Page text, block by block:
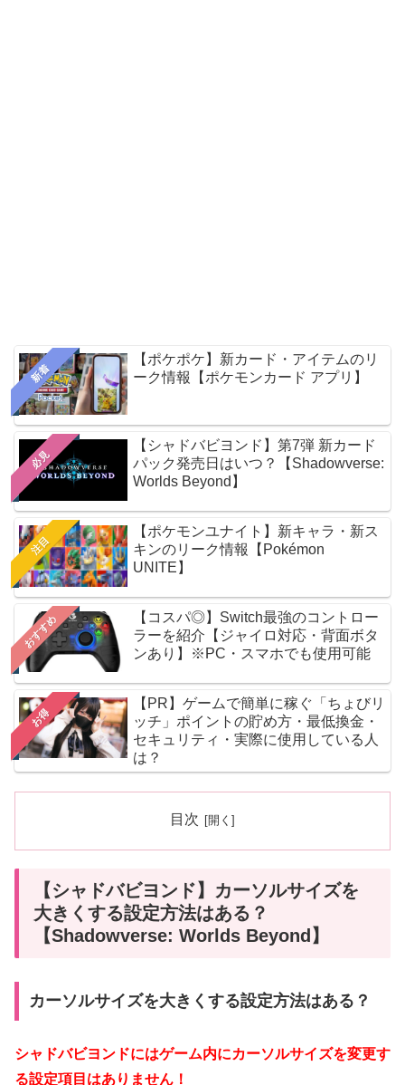
新着
【ポケポケ】新カード・アイテムのリ
ーク情報【ポケモンカード アプリ】
必見
【シャドバビヨンド】第7弾 新カード
パック発売日はいつ？【Shadowverse:
Worlds Beyond】
注目
【ポケモンユナイト】新キャラ・新ス
キンのリーク情報【Pokémon
UNITE】
おすすめ
【コスパ◎】Switch最強のコントロー
ラーを紹介【ジャイロ対応・背面ボタ
ンあり】※PC・スマホでも使用可能
お得
【PR】ゲームで簡単に稼ぐ「ちょびリ
ッチ」ポイントの貯め方・最低換金・
セキュリティ・実際に使用している人
は？
目次
【シャドバビヨンド】カーソルサイズを
大きくする設定方法はある？
【Shadowverse: Worlds Beyond】
カーソルサイズを大きくする設定方法はある？
シャドバビヨンドにはゲーム内にカーソルサイズを変更す
る設定項目はありません！